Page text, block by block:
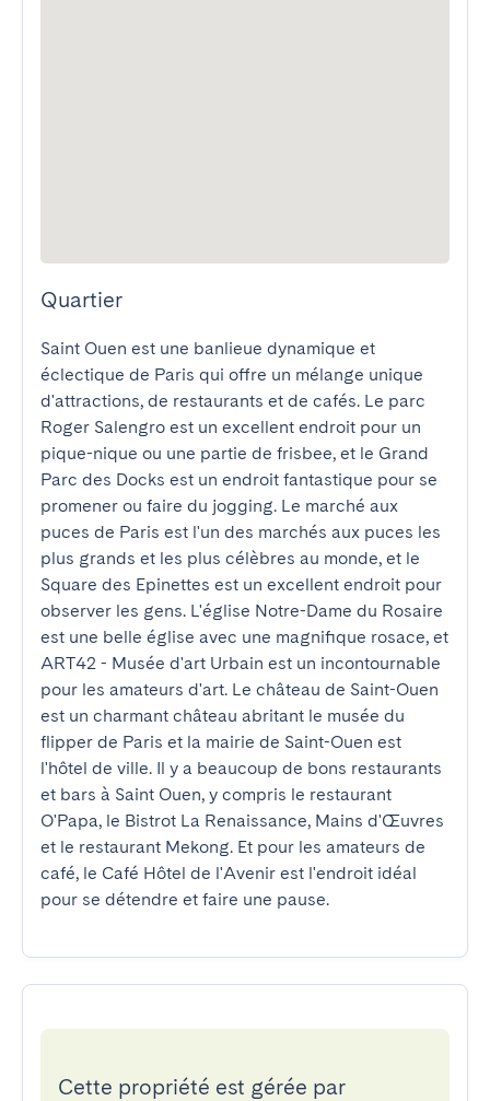
Quartier
Saint Ouen est une banlieue dynamique et
éclectique de Paris qui offre un mélange unique
d'attractions, de restaurants et de cafés. Le parc
Roger Salengro est un excellent endroit pour un
pique-nique ou une partie de frisbee, et le Grand
Parc des Docks est un endroit fantastique pour se
promener ou faire du jogging. Le marché aux
puces de Paris est l'un des marchés aux puces les
plus grands et les plus célèbres au monde, et le
Square des Epinettes est un excellent endroit pour
observer les gens. L'église Notre-Dame du Rosaire
est une belle église avec une magnifique rosace, et
ART42 - Musée d'art Urbain est un incontournable
pour les amateurs d'art. Le château de Saint-Ouen
est un charmant château abritant le musée du
flipper de Paris et la mairie de Saint-Ouen est
l'hôtel de ville. Il y a beaucoup de bons restaurants
et bars à Saint Ouen, y compris le restaurant
O'Papa, le Bistrot La Renaissance, Mains d'Œuvres
et le restaurant Mekong. Et pour les amateurs de
café, le Café Hôtel de l'Avenir est l'endroit idéal
pour se détendre et faire une pause.
Cette propriété est gérée par